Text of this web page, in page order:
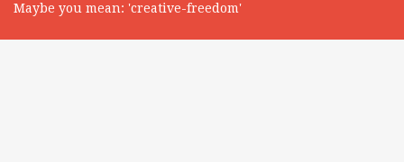
Maybe you mean: 'creative-freedom'